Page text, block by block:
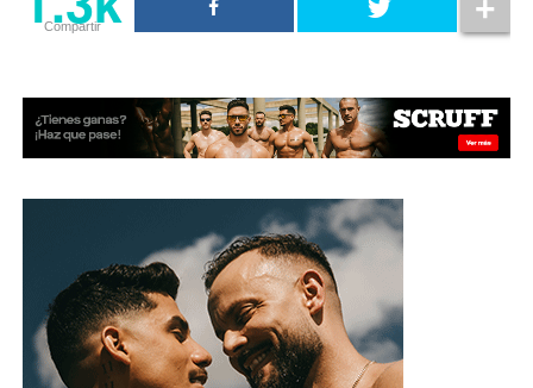
Compartir